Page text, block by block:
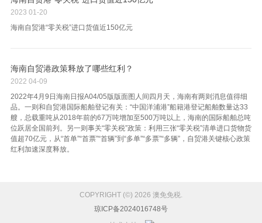
2023 01-20
海南自贸港“零关税”进口货值近150亿元
海南自贸港政策释放了哪些红利？
2022 04-09
2022年4月9日海南日报A04/05版版面图人间四月天，海南有两则消息值得细
品。一则和自贸港国际船舶登记有关：“中国洋浦港”船籍港登记船舶数量达33
艘，总载重吨从2018年前的67万吨增加至500万吨以上，海南的国际船舶总吨
位跃居全国前列。另一则事关“零关税”政策：利用三张“零关税”清单进口货物货
值超70亿元，从“首单”“首票”“首辆”到“多单”“多票”“多辆”，自贸港关键核心政策
红利加速深度释放。
COPYRIGHT (©) 2026 澳免免税.
琼ICP备2024016748号